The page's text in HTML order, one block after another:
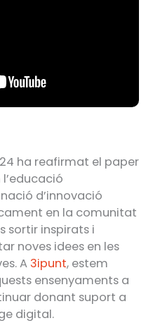
ha reafirmat el paper
d’innovació
en la comunitat
sortir inspirats i
noves idees en les
A3ipunt, estem
ensenyaments a
donant suport a
digital.